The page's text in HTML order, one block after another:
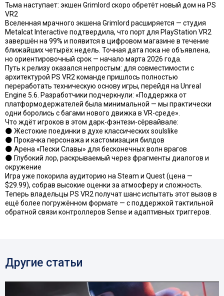
Тьма наступает: экшен Grimlord скоро обретёт новый дом на PS
VR2
Вселенная мрачного экшена Grimlord расширяется — студия
Metalcat Interactive подтвердила, что порт для PlayStation VR2
завершён на 99% и появится в цифровом магазине в течение
ближайших четырёх недель. Точная дата пока не объявлена,
но ориентировочный срок — начало марта 2026 года.
Путь к релизу оказался непростым: для совместимости с
архитектурой PS VR2 команде пришлось полностью
переработать техническую основу игры, перейдя на Unreal
Engine 5.6. Разработчики подчеркнули: «Поддержка от
платформодержателей была минимальной — мы практически
одни боролись с багами нового движка в VR-среде».
Что ждёт игроков в этом дарк-фэнтези-сёрвайвале:
🌑 Жестокие поединки в духе классических soulslike
🌑 Прокачка персонажа и кастомизация билдов
🌑 Арена «Пески Славы» для бесконечных волн врагов
🌑 Глубокий лор, раскрываемый через фрагменты диалогов и
окружение
Игра уже покорила аудиторию на Steam и Quest (цена —
$29.99), собрав высокие оценки за атмосферу и сложность.
Теперь владельцы PS VR2 получат шанс испытать этот вызов в
ещё более погружённом формате — с поддержкой тактильной
обратной связи контроллеров Sense и адаптивных триггеров.
Другие статьи